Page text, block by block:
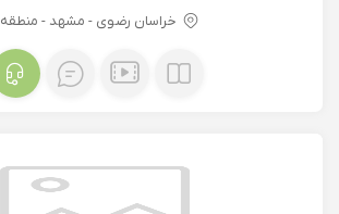
خراسان رضوی - مشهد - منطقه 1